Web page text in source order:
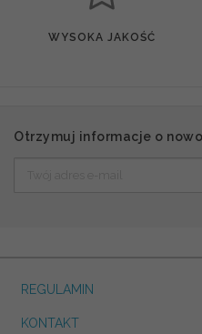
WYSOKA JAKOŚĆ
Otrzymuj informacje o
REGULAMIN
KONTAKT